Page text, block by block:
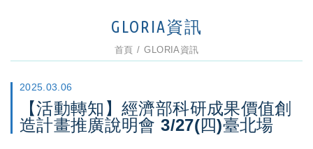
GLORIA資訊
首頁 GLORIA資訊
2025.03.06
【活動轉知】經濟部科研成果價值創
造計畫推廣說明會 3/27(四)臺北場